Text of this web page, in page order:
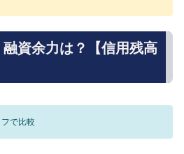
資余力は？【信用残高
で比較